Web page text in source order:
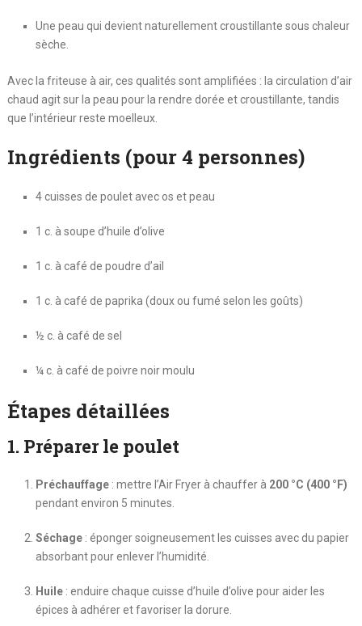
Une peau qui devient naturellement croustillante sous chaleur
sèche.
Avec la friteuse à air, ces qualités sont amplifiées : la circulation d’air
chaud agit sur la peau pour la rendre dorée et croustillante, tandis
que l’intérieur reste moelleux.
Ingrédients (pour 4 personnes)
4 cuisses de poulet avec os et peau
1 c. à soupe d’huile d’olive
1 c. à café de poudre d’ail
1 c. à café de paprika (doux ou fumé selon les goûts)
½ c. à café de sel
¼ c. à café de poivre noir moulu
Étapes détaillées
1. Préparer le poulet
Préchauffage: mettre l’Air Fryer à chauffer à 200 °C (400 °F)
pendant environ 5 minutes.
Séchage: éponger soigneusement les cuisses avec du papier
absorbant pour enlever l’humidité.
Huile: enduire chaque cuisse d’huile d’olive pour aider les
épices à adhérer et favoriser la dorure.